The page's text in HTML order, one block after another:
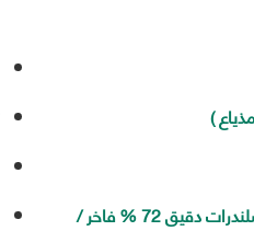
)
طلب الموافقة على إنشاء مطحن ( تموينى دقيق 82% / سلندرات دقيق 72 % فاخر /